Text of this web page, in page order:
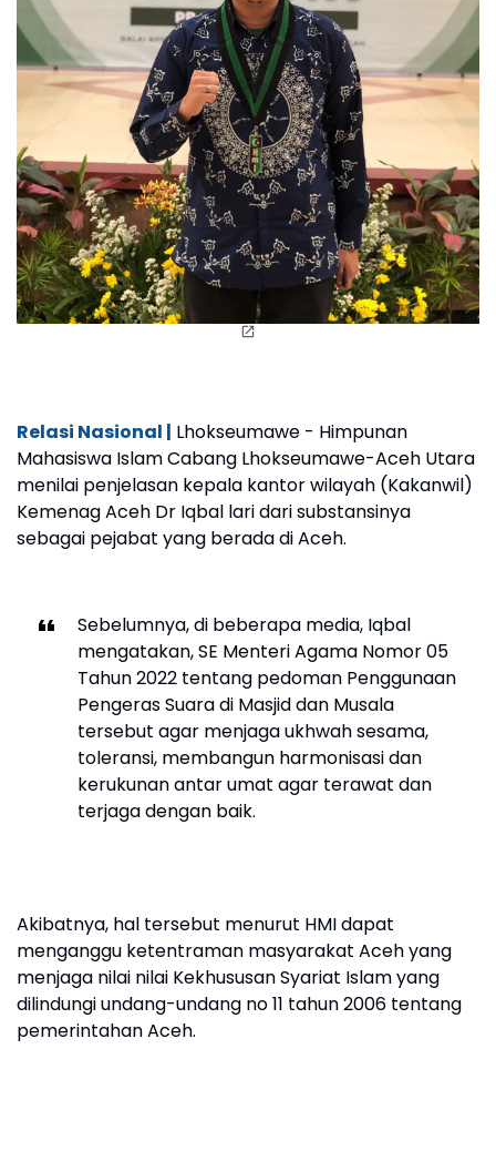
Relasi Nasional | Lhokseumawe - Himpunan
Mahasiswa Islam Cabang Lhokseumawe-Aceh Utara
menilai penjelasan kepala kantor wilayah (Kakanwil)
Kemenag Aceh Dr Iqbal lari dari substansinya
sebagai pejabat yang berada di Aceh.
Sebelumnya, di beberapa media, Iqbal
mengatakan, SE Menteri Agama Nomor 05
Tahun 2022 tentang pedoman Penggunaan
Pengeras Suara di Masjid dan Musala
tersebut agar menjaga ukhwah sesama,
toleransi, membangun harmonisasi dan
kerukunan antar umat agar terawat dan
terjaga dengan baik.
Akibatnya, hal tersebut menurut HMI dapat
menganggu ketentraman masyarakat Aceh yang
menjaga nilai nilai Kekhususan Syariat Islam yang
dilindungi undang-undang no 11 tahun 2006 tentang
pemerintahan Aceh.